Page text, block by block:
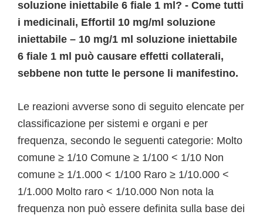
soluzione iniettabile 6 fiale 1 ml? - Come tutti
i medicinali, Effortil 10 mg/ml soluzione
iniettabile – 10 mg/1 ml soluzione iniettabile
6 fiale 1 ml può causare effetti collaterali,
sebbene non tutte le persone li manifestino.
Le reazioni avverse sono di seguito elencate per
classificazione per sistemi e organi e per
frequenza, secondo le seguenti categorie: Molto
comune ≥ 1/10 Comune ≥ 1/100 < 1/10 Non
comune ≥ 1/1.000 < 1/100 Raro ≥ 1/10.000 <
1/1.000 Molto raro < 1/10.000 Non nota la
frequenza non può essere definita sulla base dei